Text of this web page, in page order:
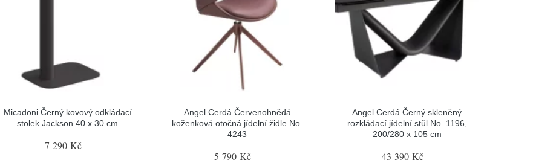
Micadoni Černý kovový odkládací
stolek Jackson 40 x 30 cm
7 290 Kč
Angel Cerdá Červenohnědá
koženková otočná jídelní židle No.
4243
5 790 Kč
Angel Cerdá Černý skleněný
rozkládací jídelní stůl No. 1196,
200/280 x 105 cm
43 390 Kč